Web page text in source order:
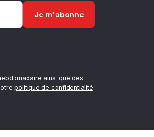
ainsi que des
politique de confidentialité.